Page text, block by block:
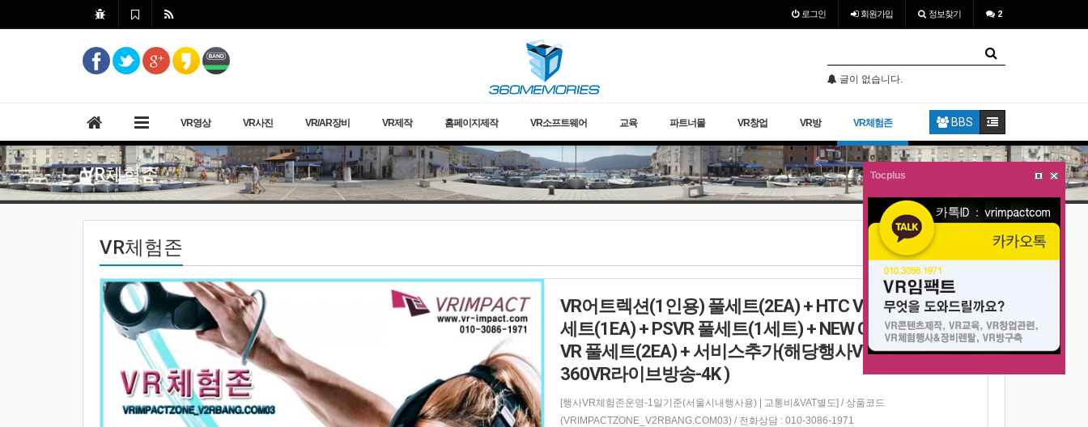
로그인 회원가입 정보찾기 2
글이 없습니다.
BBS
VR영상 VR사진 VR/AR장비 VR제작 홈페이지제작 VR소프트웨어 교육 파트너몰 VR창업 VR방 VR체험존
VR체험존
홈 >
VR체험존
VR어트렉션(1인용) 풀세트(2EA) + HTC VIVE 바이브풀
세트(1EA) + PSVR 풀세트(1세트) + NEW GEAR VR 기어
VR 풀세트(2EA) + 서비스추가(해당행사VR영상촬영+
360VR라이브방송-4K )
[행사VR체험존운영-1일기준(서울시내행사용) | 교통비&VAT별도] / 상품코드
(VRIMPACTZONE_V2RBANG.COM03) / 전화상담 : 010-3086-1971
Tocplus